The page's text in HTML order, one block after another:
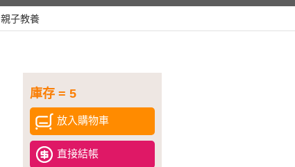
親子教養
庫存 = 5
放入購物車
直接結帳